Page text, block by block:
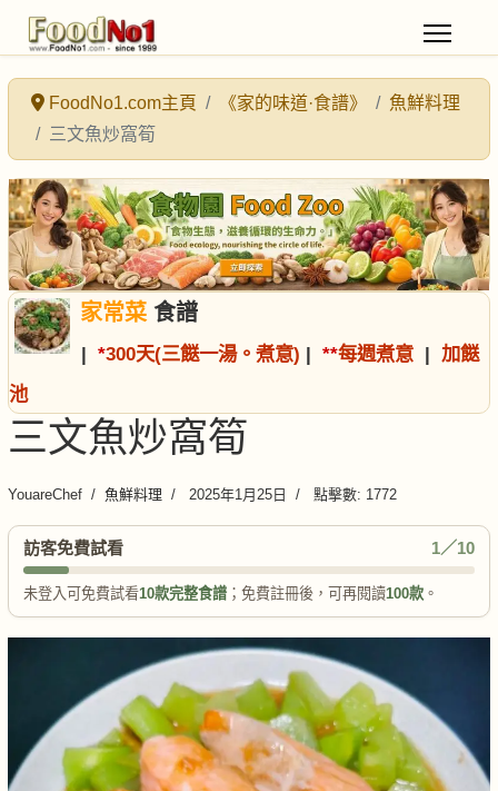
FoodNo1.com主頁 《家的味道·食譜》
魚鮮料理
三文魚炒窩筍
家常菜食譜
| *300天(三餸一湯。煮意) | **每週煮意 | 加餸
池
三文魚炒窩筍
YouareChef 魚鮮料理 2025年1月25日 點擊數: 1772
訪客免費試看 1／10
未登入可免費試看10款完整食譜 ；免費註冊後，可再閱讀100款 。